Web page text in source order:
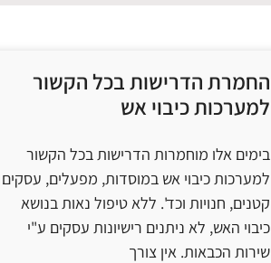
החמרת הדרישות בכל הקשור
למערכות כיבוי אש
בימים אלו מוחמרות הדרישות בכל הקשור
למערכות כיבוי אש במוסדות, מפעלים, עסקים
קטנים, חנויות וכד'. ללא טיפול נאות בנושא
כיבוי האש, לא ניתנים רישיונות עסקים ע"י
שירות הכבאות. אין צורך